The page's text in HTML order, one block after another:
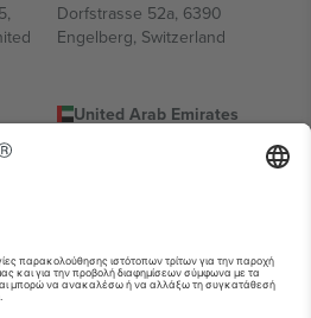
Dorfstrasse 52a, 6390
Engelberg, Switzerland
United Arab Emirates
UAE Dubai Silicon Oasis, DDP
Building A1, Office 302, Dubai,